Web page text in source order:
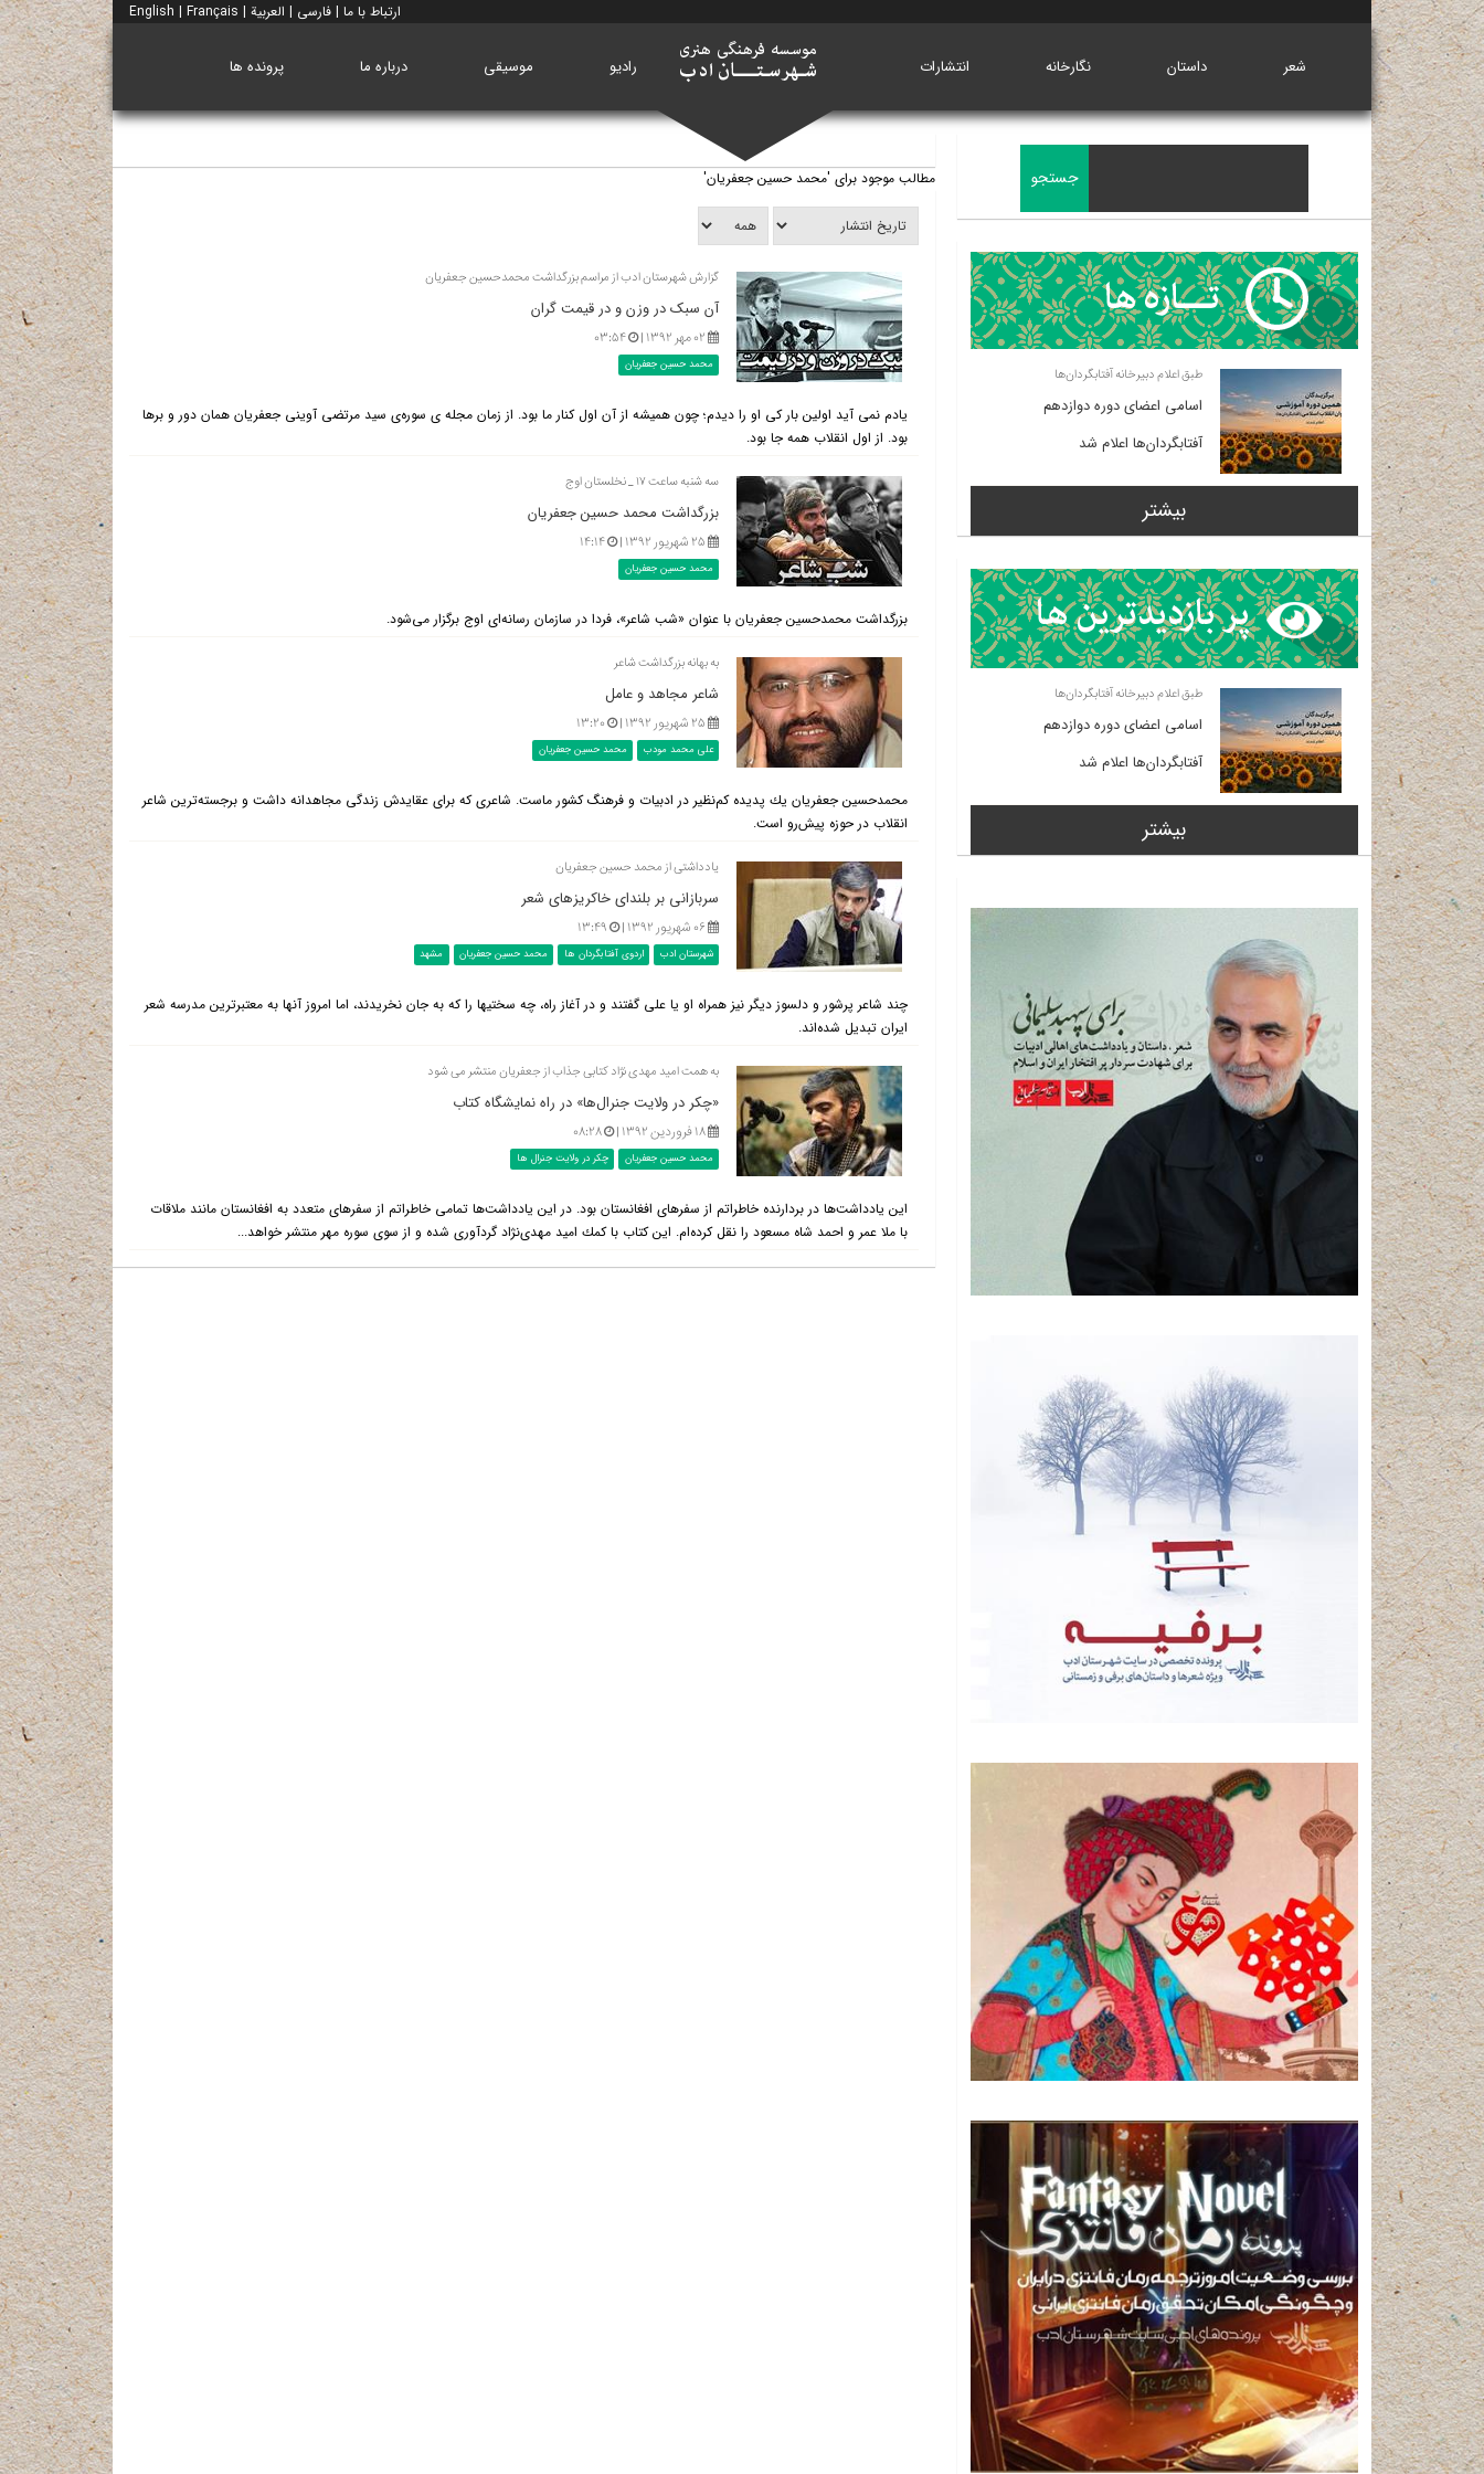
ارتباط با ما | فارسی | العربية |
English | Français
شعر داستان نگارخانه انتشارات خانه رادیو موسیقی درباره ما پرونده ها
مطالب موجود برای 'محمد حسین جعفریان'
گزارش شهرستان ادب از مراسم بزرگداشت محمدحسین جعفریان
آن سبک در وزن و در قیمت گران
۰۲ مهر ۱۳۹۲ | ۰۳:۵۴
محمد حسین جعفریان
یادم نمی آید اولین بار کی او را دیدم؛ چون همیشه از آن اول کنار ما بود. از زمان مجله ی سوره‌ی سید مرتضی آوینی جعفریان همان دور و برها
بود. از اول انقلاب همه جا بود.
سه شنبه ساعت ۱۷ _ نخلستان اوج
بزرگداشت محمد حسین جعفریان
۲۵ شهریور ۱۳۹۲ | ۱۴:۱۴
محمد حسین جعفریان
بزرگداشت محمدحسین جعفریان با عنوان «شب شاعر»، فردا در سازمان رسانه‌ای اوج برگزار می‌شود.
به بهانه بزرگداشت شاعر
شاعر مجاهد و عامل
۲۵ شهریور ۱۳۹۲ | ۱۳:۲۰
علی محمد مودب محمد حسین جعفریان
محمدحسین جعفریان یك پدیده كم‌نظیر در ادبیات و فرهنگ كشور ماست. شاعری كه برای عقایدش زندگی مجاهدانه داشت و برجسته‌ترین شاعر
انقلاب در حوزه پیش‌رو است.
یادداشتی از محمد حسین جعفریان
سربازانی بر بلندای خاکریزهای شعر
۰۶ شهریور ۱۳۹۲ | ۱۳:۴۹
شهرستان ادب اردوی آفتابگردان ها محمد حسین جعفریان مشهد
چند شاعر پرشور و دلسوز دیگر نیز همراه او یا علی گفتند و در آغاز راه، چه سختیها را که به جان نخریدند، اما امروز آنها به معتبرترین مدرسه شعر
ایران تبدیل شده‌اند.
به همت امید مهدی نژاد کتابی جذاب از جعفریان منتشر می شود
«چكر در ولایت جنرال‌ها» در راه نمایشگاه كتاب
۱۸ فروردین ۱۳۹۲ | ۰۸:۲۸
محمد حسین جعفریان چکر در ولایت جنرال ها
این یادداشت‌ها در بردارنده خاطراتم از سفرهای افغانستان بود. در این یادداشت‌ها تمامی خاطراتم از سفرهای متعدد به افغانستان مانند ملاقات
با ملا عمر و احمد شاه مسعود را نقل كرده‌ام. این كتاب با كمك امید مهدی‌نژاد گردآوری شده و از سوی سوره مهر منتشر خواهد...
طبق اعلام دبیرخانه آفتابگردان‌ها
اسامی اعضای دوره دوازدهم
آفتابگردان‌ها اعلام شد
بیشتر
طبق اعلام دبیرخانه آفتابگردان‌ها
اسامی اعضای دوره دوازدهم
آفتابگردان‌ها اعلام شد
بیشتر